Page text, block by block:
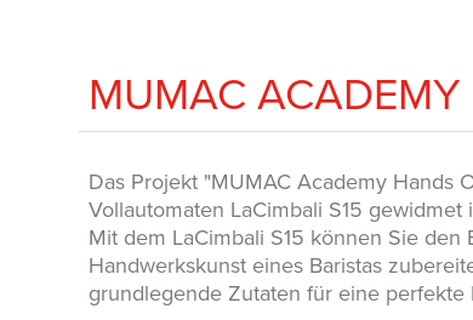
MUMAC
Das Projekt "MUMAC Academy Hands
Vollautomaten LaCimbali S15
Mit dem LaCimbali S15 können Sie
Handwerkskunst eines Baristas
grundlegende Zutaten für eine perfekte